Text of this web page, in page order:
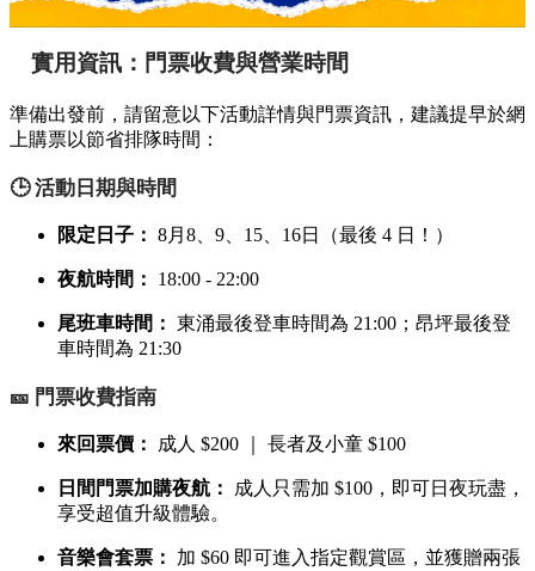
實用資訊：門票收費與營業時間
準備出發前，請留意以下活動詳情與門票資訊，建議提早於網
上購票以節省排隊時間：
🕒 活動日期與時間
限定日子： 8月8、9、15、16日（最後 4 日！）
夜航時間： 18:00 - 22:00
尾班車時間： 東涌最後登車時間為 21:00；昂坪最後登
車時間為 21:30
🎫 門票收費指南
來回票價： 成人 $200 ｜ 長者及小童 $100
日間門票加購夜航：
成人只需加 $100，即可日夜玩盡，
享受超值升級體驗。
音樂會套票：
加 $60 即可進入指定觀賞區，並獲贈兩張